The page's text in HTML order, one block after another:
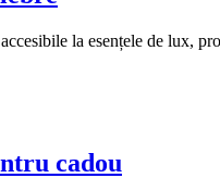
la esențele de lux,
cadou